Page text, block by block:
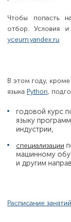
Чтобы попасть
отбор. Условия
yceum.yandex.ru
В этом году,
языка Python,
годовой курс
языку
индустрии,
специализации
машинному
и другим
Расписание занятий